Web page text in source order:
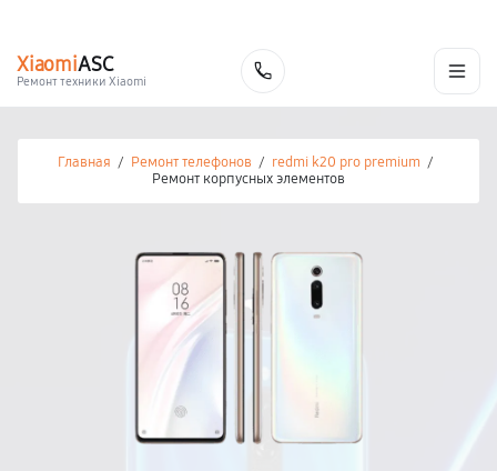
XiaomiASC
Ремонт техники Xiaomi
Главная / Ремонт телефонов / redmi k20 pro premium /
Ремонт корпусных элементов